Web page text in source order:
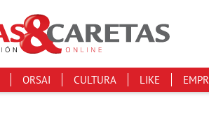
ORSAI CULTURA LIKE